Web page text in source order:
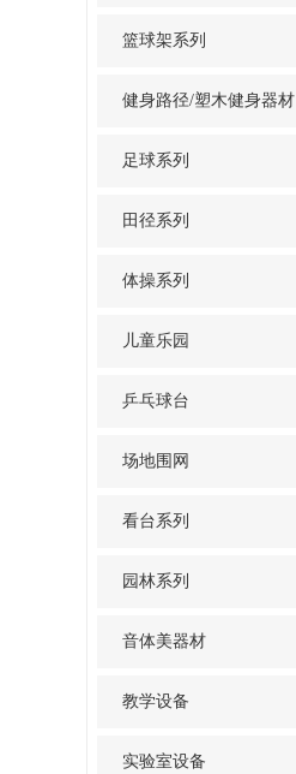
篮球架系列
健身路径/塑木健身器材
足球系列
田径系列
体操系列
儿童乐园
乒乓球台
场地围网
看台系列
园林系列
音体美器材
教学设备
实验室设备